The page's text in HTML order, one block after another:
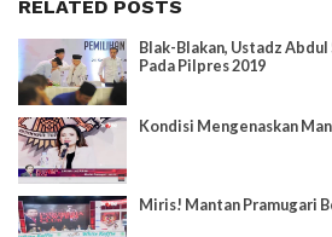
RELATED POSTS
Blak-Blakan, Ustadz
Pada Pilpres 2019
Kondisi Mengenaskan
Miris! Mantan Pramugari